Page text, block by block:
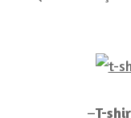
–T-